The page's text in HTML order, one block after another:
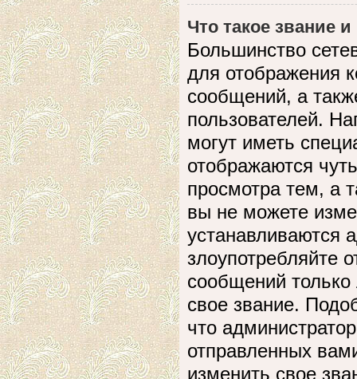
Что такое звание
Большинство
для отображения
сообщений, а
пользователей.
могут иметь
отображаются
просмотра тем, а
вы не можете
устанавливаются
злоупотребляйте
сообщений
свое звание.
что
отправленных
изменить свое